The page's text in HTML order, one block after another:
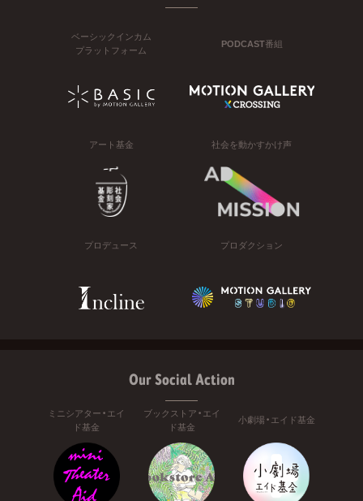
ベーシックインカム
プラットフォーム
PODCAST番組
アート基金 社会を動かすかけ声
プロデュース プロダクション
Our Social Action
ミニシアター・エイ
ド基金
ブックストア・エイ
ド基金
小劇場・エイド基金